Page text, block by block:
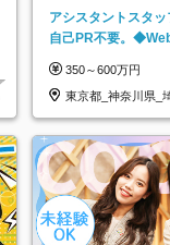
アシスタントスタ
自己PR不要。
350～600万円
東京都_神奈川県_
阪府…